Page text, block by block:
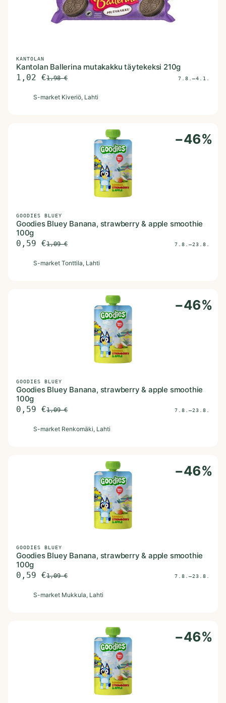
KANTOLAN
Kantolan Ballerina mutakakku täytekeksi 210g
1,02 €1,98€ 7.8.–4.1.
S-market Kiveriö, Lahti
−46%
GOODIES BLUEY
Goodies Bluey Banana, strawberry & apple smoothie
100g
0,59 €1,09€ 7.8.–23.8.
S-market Tonttila, Lahti
−46%
GOODIES BLUEY
Goodies Bluey Banana, strawberry & apple smoothie
100g
0,59 €1,09€ 7.8.–23.8.
S-market Renkomäki, Lahti
−46%
GOODIES BLUEY
Goodies Bluey Banana, strawberry & apple smoothie
100g
0,59 €1,09€ 7.8.–23.8.
S-market Mukkula, Lahti
−46%